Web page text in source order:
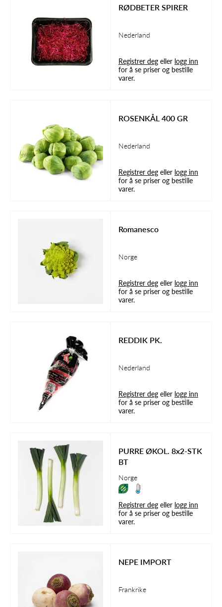
RØDBETER SPIRER
Nederland
Registrer deg eller logg inn
for å se priser og bestille
varer.
ROSENKÅL 400 GR
Nederland
Registrer deg eller logg inn
for å se priser og bestille
varer.
Romanesco
Norge
Registrer deg eller logg inn
for å se priser og bestille
varer.
REDDIK PK.
Nederland
Registrer deg eller logg inn
for å se priser og bestille
varer.
PURRE ØKOL. 8x2-STK
BT
Norge
Registrer deg eller logg inn
for å se priser og bestille
varer.
NEPE IMPORT
Frankrike